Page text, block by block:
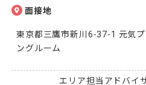
面接地
東京都三鷹市新川6-37-1 元気
ングルーム
エリア担当アドバイ